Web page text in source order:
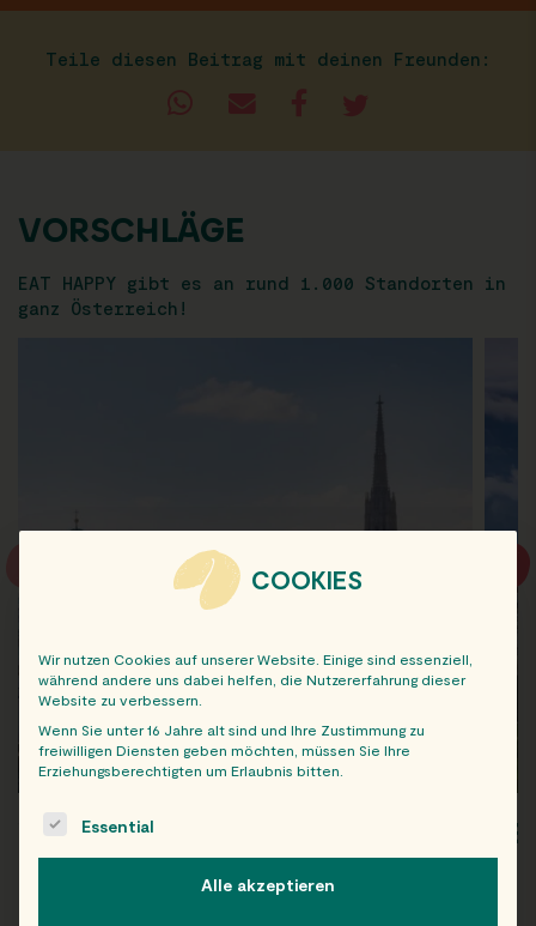
Teile diesen Beitrag mit deinen Freunden:
VORSCHLÄGE
EAT HAPPY gibt es an rund 1.000 Standorten in
ganz Österreich!
WIEN
COOKIES
Wir nutzen Cookies auf unserer Website. Einige sind essenziell,
während andere uns dabei helfen, die Nutzererfahrung dieser
Website zu verbessern.
Wenn Sie unter 16 Jahre alt sind und Ihre Zustimmung zu
freiwilligen Diensten geben möchten, müssen Sie Ihre
Erziehungsberechtigten um Erlaubnis bitten.
The following is a list of service groups for which consent
Essential
Alle akzeptieren